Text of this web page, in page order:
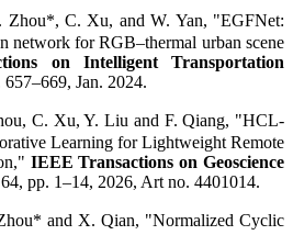
Zhou*, C. Xu, and W. Yan, "EGFNet:
network for RGB–thermal urban scene
on Intelligent Transportation
Jan. 2024.
C. Xu, Y. Liu and F. Qiang, "HCL-
Learning for Lightweight Remote
IEEE Transactions on Geoscience
pp. 1–14, 2026, Art no. 4401014.
and X. Qian, "Normalized Cyclic